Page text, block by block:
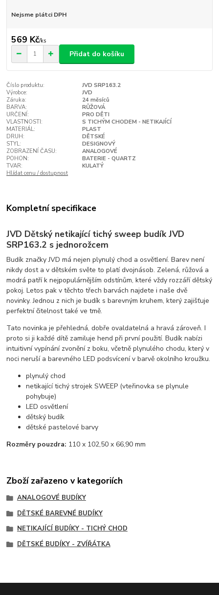
Nejsme plátci DPH
569 Kč/ks
Přidat do košíku
Číslo produktu:
JVD SRP163.2
Výrobce:
JVD
Záruka:
24 měsíců
BARVA:
RŮŽOVÁ
URČENÍ:
PRO DĚTI
VLASTNOSTI:
S TICHÝM CHODEM - NETIKAJÍCÍ
MATERIÁL:
PLAST
DRUH:
DĚTSKÉ
STYL:
DESIGNOVÝ
ZOBRAZENÍ ČASU:
ANALOGOVÉ
POHON:
BATERIE - QUARTZ
TVAR:
KULATÝ
Hlídat cenu / dostupnost
Kompletní specifikace
JVD Dětský netikající tichý sweep budík JVD
SRP163.2 s jednorožcem
Budík značky JVD má nejen plynulý chod a osvětlení. Barev není
nikdy dost a v dětském světe to platí dvojnásob. Zelená, růžová a
modrá patří k nejpopulárnějším odstínům, které vždy rozzáří dětský
pokoj. Letos pak v těchto třech barvách najdete i naše dvě
novinky. Jednou z nich je budík s barevným kruhem, který zajišťuje
perfektní čitelnost také ve tmě.
Tato novinka je přehledná, dobře ovaldatelná a hravá zároveň. I
proto si ji každé dítě zamiluje hend při první použití. Budík nabízi
intuitivní vypínání zvonění z boku, včetně plynulého chodu, který v
noci neruší a barevného LED podsvícení v barvě okolního kroužku.
plynulý chod
netikající tichý strojek SWEEP (vteřinovka se plynule
pohybuje)
LED osvětlení
dětský budík
dětské pastelové barvy
Rozměry pouzdra: 110 x 102,50 x 66,90 mm
Zboží zařazeno v kategoriích
ANALOGOVÉ BUDÍKY
DĚTSKÉ BAREVNÉ BUDÍKY
NETIKAJÍCÍ BUDÍKY - TICHÝ CHOD
DĚTSKÉ BUDÍKY - ZVÍŘÁTKA